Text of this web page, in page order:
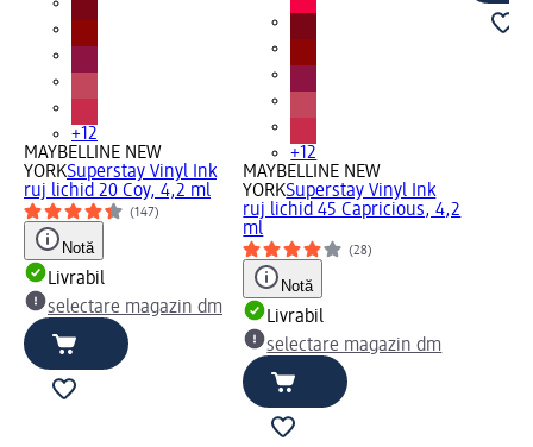
+12
MAYBELLINE NEW
YORKSuperstay Vinyl Ink
ruj lichid 20 Coy, 4,2 ml
(147)
Notă
Livrabil
selectare magazin dm
+12
MAYBELLINE NEW
YORKSuperstay Vinyl Ink
ruj lichid 45 Capricious, 4,2
ml
(28)
Notă
Livrabil
selectare magazin dm